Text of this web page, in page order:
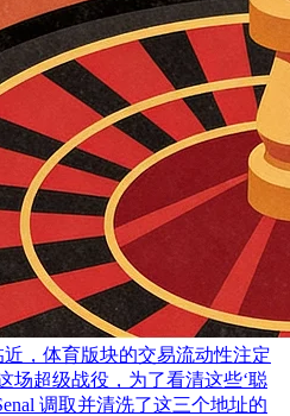
，体育版块的交易流动性注定
场超级战役，为了看清这些‘聪
调取并清洗了这三个地址的